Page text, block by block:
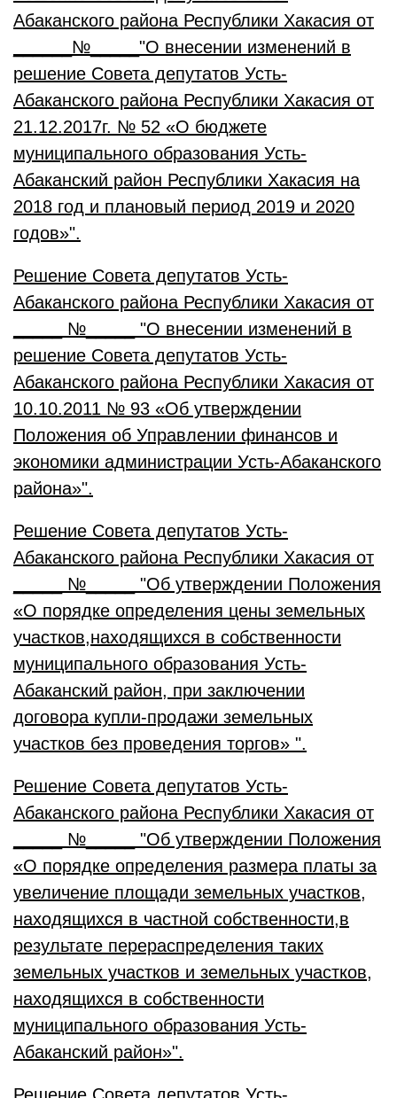
Абаканского района Республики Хакасия от
______№_____"О внесении изменений в
решение Совета депутатов Усть-
Абаканского района Республики Хакасия от
21.12.2017г. № 52 «О бюджете
муниципального образования Усть-
Абаканский район Республики Хакасия на
2018 год и плановый период 2019 и 2020
годов»".
Решение Совета депутатов Усть-
Абаканского района Республики Хакасия от
_____ №_____ "О внесении изменений в
решение Совета депутатов Усть-
Абаканского района Республики Хакасия от
10.10.2011 № 93 «Об утверждении
Положения об Управлении финансов и
экономики администрации Усть-Абаканского
района»".
Решение Совета депутатов Усть-
Абаканского района Республики Хакасия от
_____ №_____ "Об утверждении Положения
«О порядке определения цены земельных
участков,находящихся в собственности
муниципального образования Усть-
Абаканский район, при заключении
договора купли-продажи земельных
участков без проведения торгов» ".
Решение Совета депутатов Усть-
Абаканского района Республики Хакасия от
_____ №_____ "Об утверждении Положения
«О порядке определения размера платы за
увеличение площади земельных участков,
находящихся в частной собственности,в
результате перераспределения таких
земельных участков и земельных участков,
находящихся в собственности
муниципального образования Усть-
Абаканский район»".